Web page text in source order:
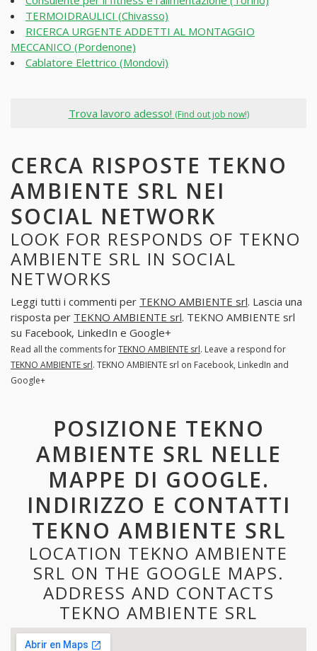
TERMOIDRAULICI (Chivasso)
RICERCA URGENTE ADDETTI AL MONTAGGIO
MECCANICO (Pordenone)
Cablatore Elettrico (Mondovì)
Trova lavoro adesso! (Find out job now!)
CERCA RISPOSTE TEKNO
AMBIENTE SRL NEI
SOCIAL NETWORK
LOOK FOR RESPONDS OF TEKNO
AMBIENTE SRL IN SOCIAL
NETWORKS
Leggi tutti i commenti per TEKNO AMBIENTE srl. Lascia una
risposta per TEKNO AMBIENTE srl. TEKNO AMBIENTE srl
su Facebook, LinkedIn e Google+
Read all the comments forTEKNO AMBIENTE srl. Leave a respond for
TEKNO AMBIENTE srl. TEKNO AMBIENTE srl on Facebook, LinkedIn and
Google+
POSIZIONE TEKNO
AMBIENTE SRL NELLE
MAPPE DI GOOGLE.
INDIRIZZO E CONTATTI
TEKNO AMBIENTE SRL
LOCATION TEKNO AMBIENTE
SRL ON THE GOOGLE MAPS.
ADDRESS AND CONTACTS
TEKNO AMBIENTE SRL